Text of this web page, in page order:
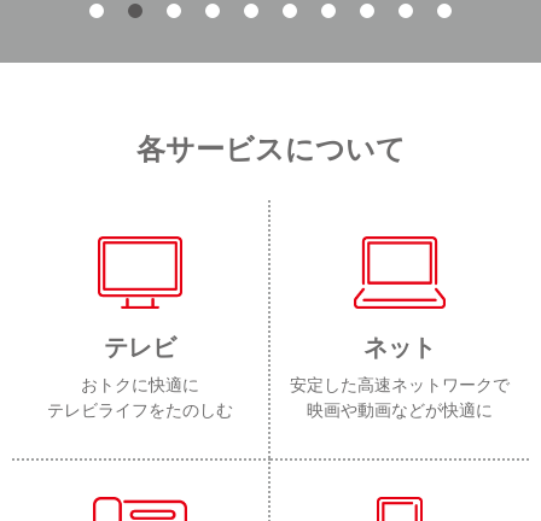
各サービスについて
テレビ
おトクに快適に
テレビライフをたのしむ
ネット
安定した高速ネットワークで
映画や動画などが快適に